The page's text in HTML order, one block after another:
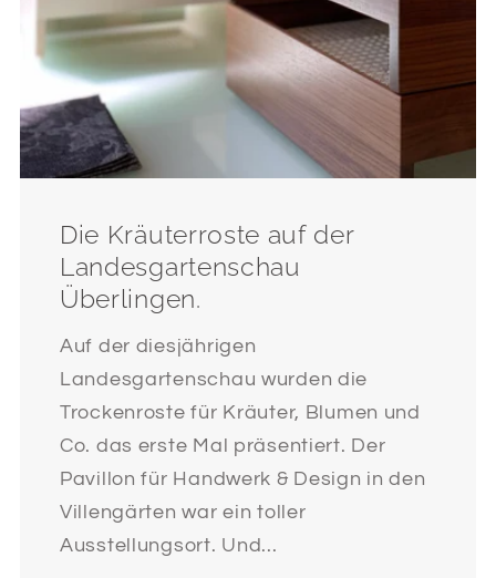
Die Kräuterroste auf der
Landesgartenschau
Überlingen.
Auf der diesjährigen
Landesgartenschau wurden die
Trockenroste für Kräuter, Blumen und
Co. das erste Mal präsentiert. Der
Pavillon für Handwerk & Design in den
Villengärten war ein toller
Ausstellungsort. Und...